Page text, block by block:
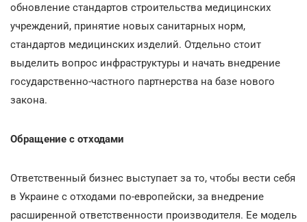
обновление стандартов строительства медицинских
учреждений, принятие новых санитарных норм,
стандартов медицинских изделий. Отдельно стоит
выделить вопрос инфраструктуры и начать внедрение
государственно-частного партнерства на базе нового
закона.
Обращение с отходами
Ответственный бизнес выступает за то, чтобы вести себя
в Украине с отходами по-европейски, за внедрение
расширенной ответственности производителя. Ее модель